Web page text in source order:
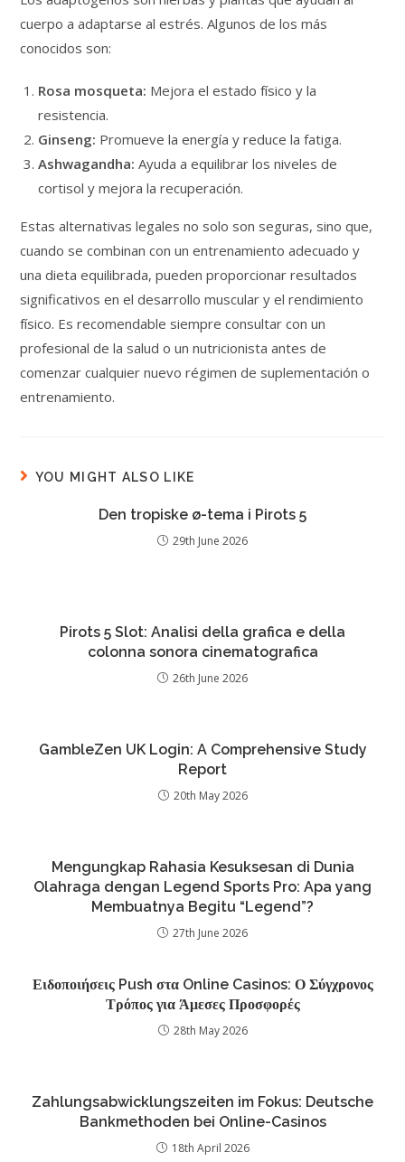
cuerpo a adaptarse al estrés. Algunos de los más
conocidos son:
Rosa mosqueta: Mejora el estado físico y la
resistencia.
Ginseng: Promueve la energía y reduce la fatiga.
Ashwagandha: Ayuda a equilibrar los niveles de
cortisol y mejora la recuperación.
Estas alternativas legales no solo son seguras, sino que,
cuando se combinan con un entrenamiento adecuado y
una dieta equilibrada, pueden proporcionar resultados
significativos en el desarrollo muscular y el rendimiento
físico. Es recomendable siempre consultar con un
profesional de la salud o un nutricionista antes de
comenzar cualquier nuevo régimen de suplementación o
entrenamiento.
YOU MIGHT ALSO LIKE
Den tropiske ø-tema i Pirots 5
29th June 2026
Pirots 5 Slot: Analisi della grafica e della
colonna sonora cinematografica
26th June 2026
GambleZen UK Login: A Comprehensive Study
Report
20th May 2026
Mengungkap Rahasia Kesuksesan di Dunia
Olahraga dengan Legend Sports Pro: Apa yang
Membuatnya Begitu “Legend”?
27th June 2026
Ειδοποιήσεις Push στα Online Casinos: Ο Σύγχρονος
Τρόπος για Άμεσες Προσφορές
28th May 2026
Zahlungsabwicklungszeiten im Fokus: Deutsche
Bankmethoden bei Online-Casinos
18th April 2026